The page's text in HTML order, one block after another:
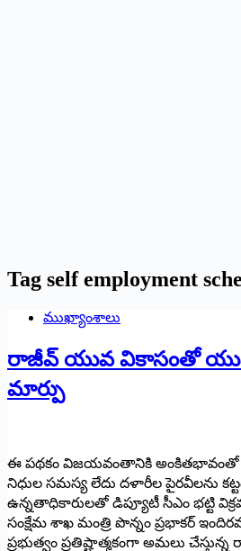
Tag self employment
ముఖ్యాంశాలు
రాజీవ్ యువ వికాసంతో
మార్పు
ఈ పథకం విజయవంతానికి
నిధుల సమస్య లేదు దళారీల పైరవీలను
ఉన్నతాధికారులతో డిప్యూటీ సీఎం భట్టి
సంక్షేమ శాఖ మంత్రి పొన్నం ప్రభాకర్
ప్రభుత్వం ప్రతిష్టాత్మకంగా అమలు